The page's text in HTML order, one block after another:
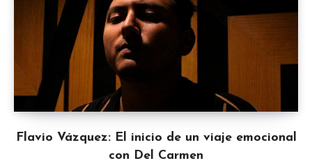
Flavio Vázquez: El inicio de un viaje emocional
con Del Carmen